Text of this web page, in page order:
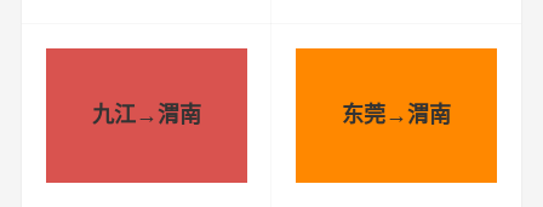
九江→渭南 东莞→渭南